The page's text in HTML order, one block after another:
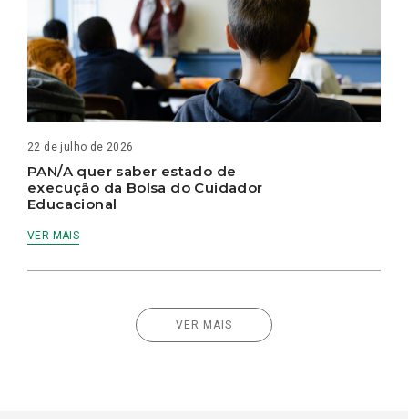
22 de julho de 2026
PAN/A quer saber estado de
execução da Bolsa do Cuidador
Educacional
VER MAIS
VER MAIS